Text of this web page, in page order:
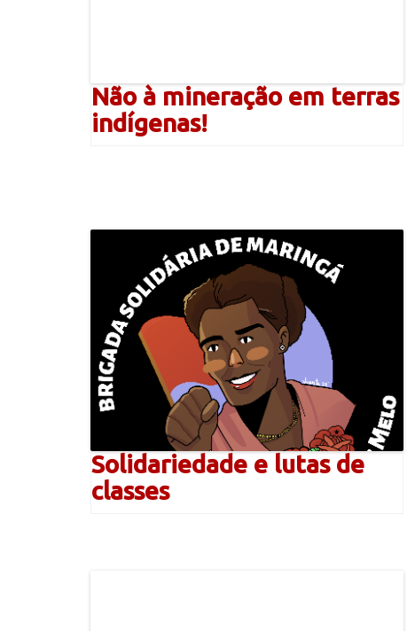
Não à mineração em terras
indígenas!
Solidariedade e lutas de
classes